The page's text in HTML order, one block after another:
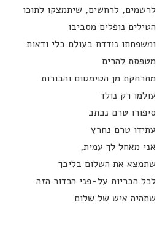
לרשמים, לרחשים, שיתמצקו לתוכו
הטילים נופלים מסביבו
ומשפחתו נודדת בעולם בלי ודאות
מטפסת להרים
מתרחקת מן הטימטום והבורות
עולמו רק נולד
סיפורו טרם נכתב
עתידו טרם נחרץ
אני מאחל לך עמית,
שתמצא את השלום בליבך
לכל הבריות על-פני הכדור הזה
שתהיה איש של שלום